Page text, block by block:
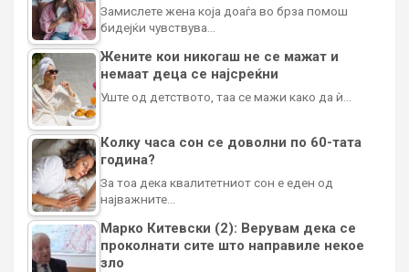
Замислете жена која доаѓа во брза помош
бидејќи чувствува…
Жените кои никогаш не се мажат и
немаат деца се најсреќни
Уште од детството, таа се мажи како да ѝ…
Колку часа сон се доволни по 60-тата
година?
За тоа дека квалитетниот сон е еден од
најважните…
Марко Китевски (2): Верувам дека се
проколнати сите што направиле некое
зло